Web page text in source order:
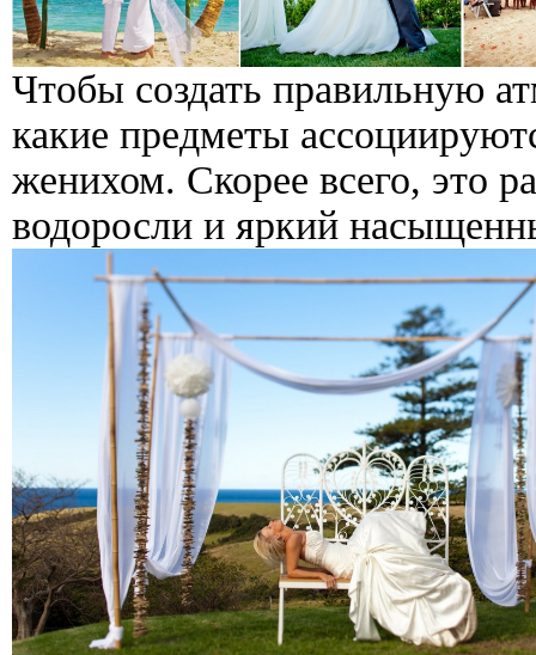
Чтобы создать правильную
какие предметы
женихом. Скорее всего, это
водоросли и яркий